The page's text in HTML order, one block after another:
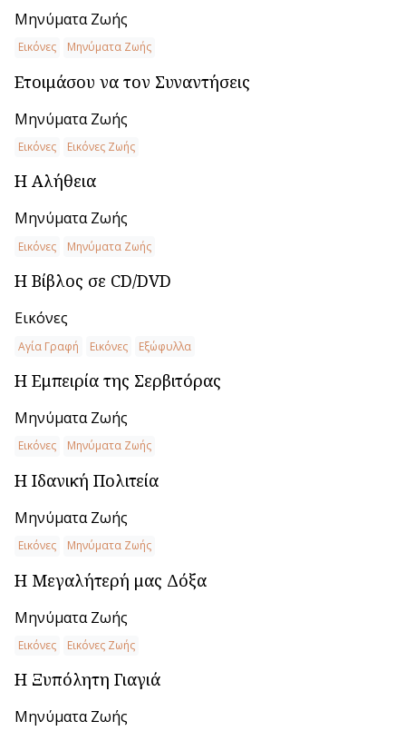
Μηνύματα Ζωής
Εικόνες Μηνύματα Ζωής
Ετοιμάσου να τον Συναντήσεις
Μηνύματα Ζωής
Εικόνες Εικόνες Ζωής
Η Αλήθεια
Μηνύματα Ζωής
Εικόνες Μηνύματα Ζωής
Η Βίβλος σε CD/DVD
Εικόνες
Αγία Γραφή Εικόνες Εξώφυλλα
Η Εμπειρία της Σερβιτόρας
Μηνύματα Ζωής
Εικόνες Μηνύματα Ζωής
Η Ιδανική Πολιτεία
Μηνύματα Ζωής
Εικόνες Μηνύματα Ζωής
Η Μεγαλήτερή μας Δόξα
Μηνύματα Ζωής
Εικόνες Εικόνες Ζωής
Η Ξυπόλητη Γιαγιά
Μηνύματα Ζωής